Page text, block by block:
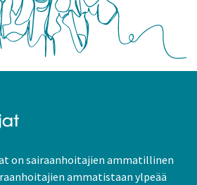
on sairaanhoitajien ammatillinen
ammatistaan ylpeää